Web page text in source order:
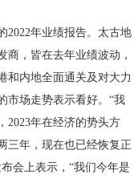
年业绩报告。太古地
商，皆在去年业绩波动，
和内地全面通关及对大力
市场走势表示看好。“我
2023年在经济的势头方
三年，现在也已经恢复正
会上表示，“我们今年是